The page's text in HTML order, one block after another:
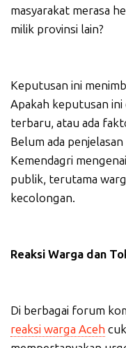
masyarakat merasa
milik provinsi lain?
Keputusan ini
Apakah keputusan ini
terbaru, atau ada
Belum ada
Kemendagri
publik, terutama
kecolongan.
Reaksi Warga dan
Di berbagai forum
reaksi warga Aceh